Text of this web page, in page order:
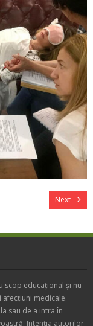
Next
scop educațional și nu
medicale.
sau de a intra în
Intenția autorilor